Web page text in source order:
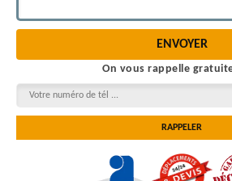
On vous rappelle